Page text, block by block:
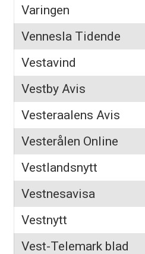
Varingen
Vennesla Tidende
Vestavind
Vestby Avis
Vesteraalens Avis
Vesterålen Online
Vestlandsnytt
Vestnesavisa
Vestnytt
Vest-Telemark blad